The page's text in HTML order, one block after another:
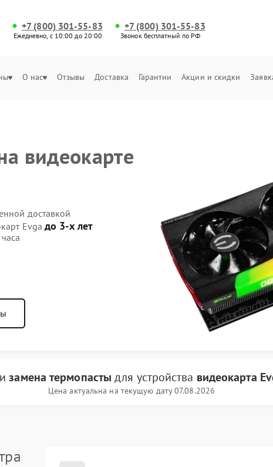
+7 (800) 301-55-83
Ежедневно, с 10:00 до 20:00
+7 (800) 301-55-83
Звонок бесплатный по РФ
О нас Отзывы Доставка Гарантии Акции и скидки
видеокарте
доставкой
Evga до 3-х лет
замена термопасты для устройства видеокарта
Цена актуальна на текущую дату 07.08.2026